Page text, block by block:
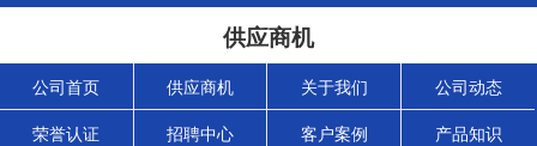
供应商机
公司首页 供应商机 关于我们 公司动态
荣誉认证 招聘中心 客户案例 产品知识